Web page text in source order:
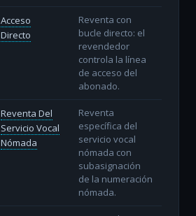
Acceso
Directo
Reventa con
bucle directo: el
revendedor
controla la línea
de acceso del
abonado.
Reventa Del
Servicio Vocal
Nómada
Reventa
específica del
servicio vocal
nómada con
subasignación
de la numeración
nómada.